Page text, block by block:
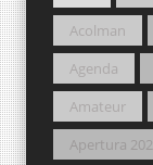
Acolman
Agenda
Amateur
Apertura